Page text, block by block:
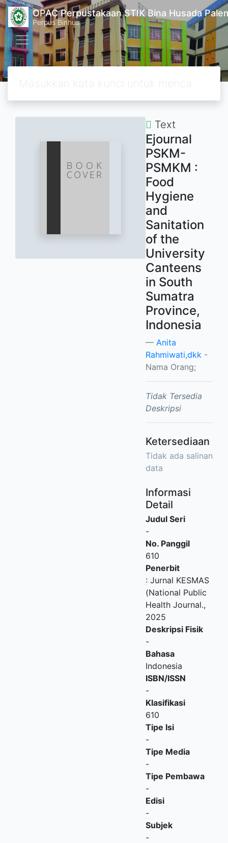
OPAC Perpustakaan STIK Bina Husada
Perpus Binhus
Text
Ejournal
PSKM-
PSMKM :
Food
Hygiene
and
Sanitation
of the
University
Canteens
in South
Sumatra
Province,
Indonesia
Anita
Rahmiwati,dkk -
Nama Orang;
Tidak Tersedia
Deskripsi
Ketersediaan
Tidak ada salinan
data
Informasi
Detail
Judul Seri
-
No. Panggil
610
Penerbit
: Jurnal KESMAS
(National Public
Health Journal.,
2025
Deskripsi Fisik
-
Bahasa
Indonesia
ISBN/ISSN
-
Klasifikasi
610
Tipe Isi
-
Tipe Media
-
Tipe Pembawa
-
Edisi
-
Subjek
-